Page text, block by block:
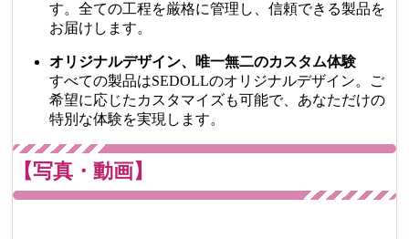
す。全ての工程を厳格に管理し、信頼できる製品を
お届けします。
オリジナルデザイン、唯一無二のカスタム体験
すべての製品はSEDOLLのオリジナルデザイン。ご
希望に応じたカスタマイズも可能で、あなただけの
特別な体験を実現します。
【写真・動画】